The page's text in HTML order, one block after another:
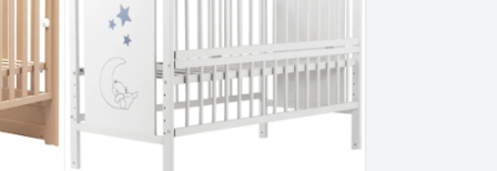
варіантів.
Параметри
можна
вибрати
на